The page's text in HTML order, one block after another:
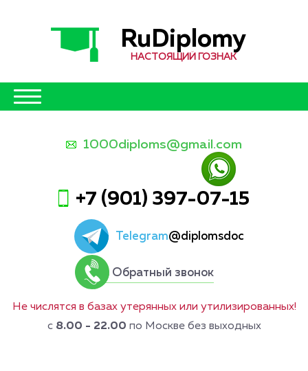
RuDiplomy
НАСТОЯЩИЙ ГОЗНАК
1000diploms@gmail.com
+7 (901) 397-07-15
Telegram@diplomsdoc
Обратный звонок
Не числятся в базах утерянных или утилизированных!
с 8.00 - 22.00 по Москве без выходных